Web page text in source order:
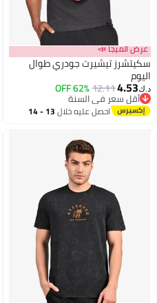
عرض الميجا 📣
سكيتشرز تيشيرت جودري طوال
اليوم
د.ك‏4.53
12.11
62% OFF
أقل سعر في السنة
أقل سعر في السنة
احصل عليه خلال 13 - 14
اغسطس